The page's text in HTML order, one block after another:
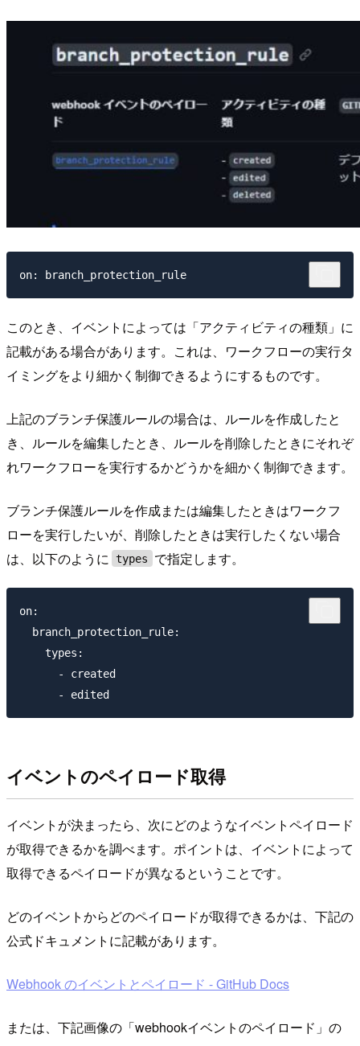
このとき、イベントによっては「アクティビティの種類」に
記載がある場合があります。これは、ワークフローの実行タ
イミングをより細かく制御できるようにするものです。
上記のブランチ保護ルールの場合は、ルールを作成したと
き、ルールを編集したとき、ルールを削除したときにそれぞ
れワークフローを実行するかどうかを細かく制御できます。
ブランチ保護ルールを作成または編集したときはワークフ
ローを実行したいが、削除したときは実行したくない場合
は、以下のように types で指定します。
on:
  branch_protection_rule:
    types:
      - created
イベントのペイロード取得
イベントが決まったら、次にどのようなイベントペイロード
が取得できるかを調べます。ポイントは、イベントによって
取得できるペイロードが異なるということです。
どのイベントからどのペイロードが取得できるかは、下記の
公式ドキュメントに記載があります。
Webhook のイベントとペイロード - GitHub Docs
または、下記画像の「webhookイベントのペイロード」の